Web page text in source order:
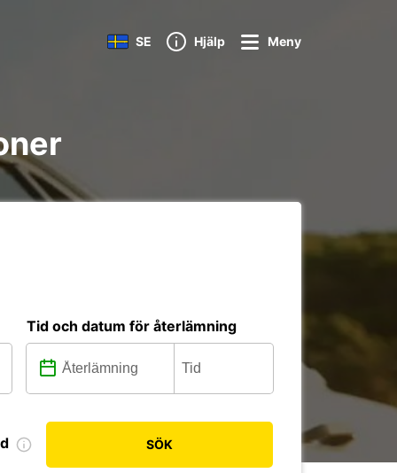
SE Hjälp Meny
Tid och datum för återlämning
SÖK